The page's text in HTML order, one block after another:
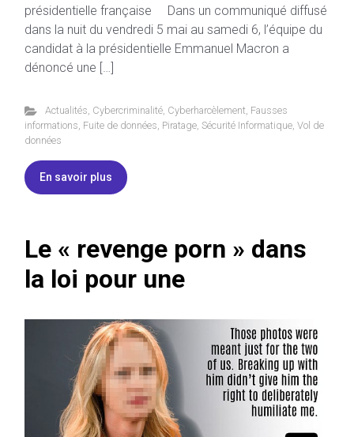
présidentielle française Dans un communiqué diffusé
dans la nuit du vendredi 5 mai au samedi 6, l’équipe du
candidat à la présidentielle Emmanuel Macron a
dénoncé une […]
Actualités Cybercriminalité, Cyberharcèlement Fausses
informations Fuite de données Piratage Sécurité Informatique Vol de
données
En savoir plus
Le « revenge porn » dans
la loi pour une